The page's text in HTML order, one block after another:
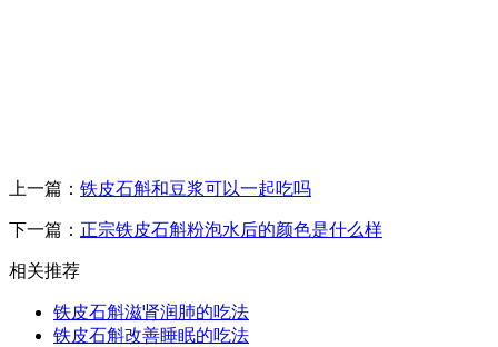
上一篇： 铁皮石斛和豆浆可以一起吃吗
下一篇： 正宗铁皮石斛粉泡水后的颜色是什么样
相关推荐
铁皮石斛滋肾润肺的吃法
铁皮石斛改善睡眠的吃法